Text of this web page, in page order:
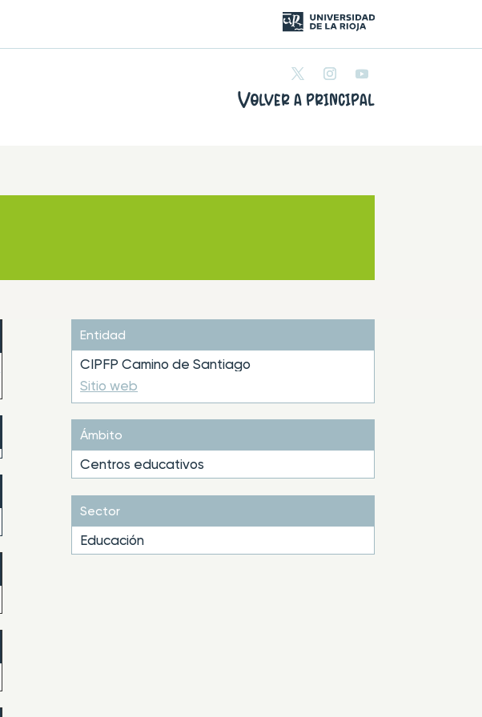
Volver a principal
Entidad
CIPFP Camino de Santiago
Sitio web
Ámbito
Centros educativos
Sector
Educación